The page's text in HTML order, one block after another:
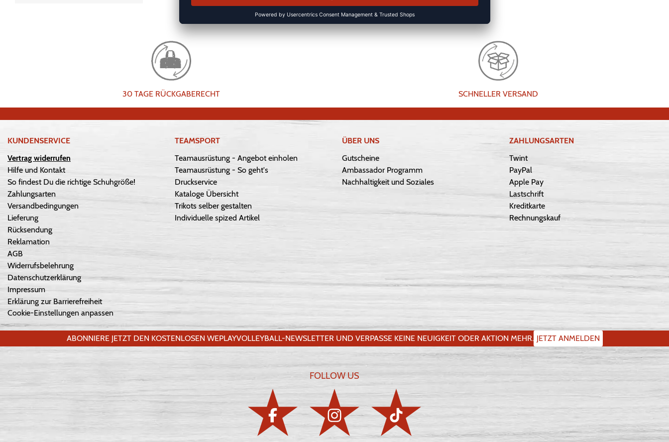
30 TAGE RÜCKGABERECHT SCHNELLER VERSAND
KUNDENSERVICE
Vertrag widerrufen
Hilfe und Kontakt
So findest Du die richtige Schuhgröße!
Zahlungsarten
Versandbedingungen
Lieferung
Rücksendung
Reklamation
AGB
Widerrufsbelehrung
Datenschutzerklärung
Impressum
Erklärung zur Barrierefreiheit
Cookie-Einstellungen anpassen
TEAMSPORT
Teamausrüstung - Angebot einholen
Teamausrüstung - So geht's
Druckservice
Kataloge Übersicht
Trikots selber gestalten
Individuelle spized Artikel
ÜBER UNS
Gutscheine
Ambassador Programm
Nachhaltigkeit und Soziales
ZAHLUNGSARTEN
Twint
PayPal
Apple Pay
Lastschrift
Kreditkarte
Rechnungskauf
ABONNIERE JETZT DEN KOSTENLOSEN WEPLAYVOLLEYBALL-NEWSLETTER UND VERPASSE KEINE NEUIGKEIT ODER AKTION MEHR. JETZT ANMELDEN
FOLLOW US